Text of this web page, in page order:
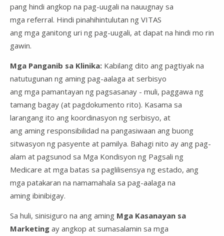
pang hindi angkop na pag-uugali na nauugnay sa
mga referral. Hindi pinahihintulutan ng VITAS
ang mga ganitong uri ng pag-uugali, at dapat na hindi mo rin
gawin.
Mga Panganib sa Klinika: Kabilang dito ang pagtiyak na
natutugunan ng aming pag-aalaga at serbisyo
ang mga pamantayan ng pagsasanay - muli, paggawa ng
tamang bagay (at pagdokumento rito). Kasama sa
larangang ito ang koordinasyon ng serbisyo, at
ang aming responsibilidad na pangasiwaan ang buong
sitwasyon ng pasyente at pamilya. Bahagi nito ay ang pag-
alam at pagsunod sa Mga Kondisyon ng Pagsali ng
Medicare at mga batas sa paglilisensya ng estado, ang
mga patakaran na namamahala sa pag-aalaga na
aming ibinibigay.
Sa huli, sinisiguro na ang aming Mga Kasanayan sa
Marketing ay angkop at sumasalamin sa mga